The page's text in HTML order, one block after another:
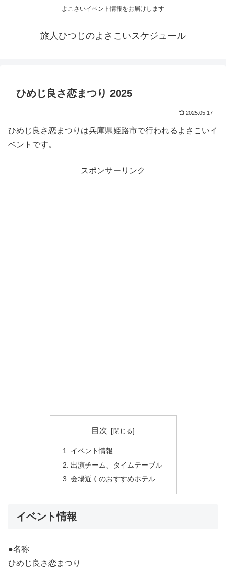
よこさいイベント情報をお届けします
旅人ひつじのよさこいスケジュール
ひめじ良さ恋まつり 2025
2025.05.17
ひめじ良さ恋まつりは兵庫県姫路市で行われるよさこいイ
ベントです。
スポンサーリンク
目次
イベント情報
出演チーム、タイムテーブル
会場近くのおすすめホテル
イベント情報
●名称
ひめじ良さ恋まつり